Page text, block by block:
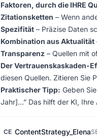
Faktoren, durch die IHRE
Zitationsketten – Wenn
Spezifität – Präzise Daten
Kombination aus
Transparenz – Quellen mit
Der Vertrauenskaskaden-
diesen Quellen. Zitieren Sie
Praktischer Tipp: Geben
Jahr]…” Das hilft der KI,
CE ContentStrategy_Elena